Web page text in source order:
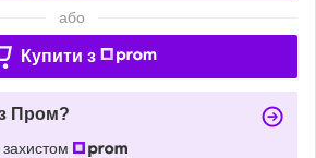
або
Купити з
Пром?